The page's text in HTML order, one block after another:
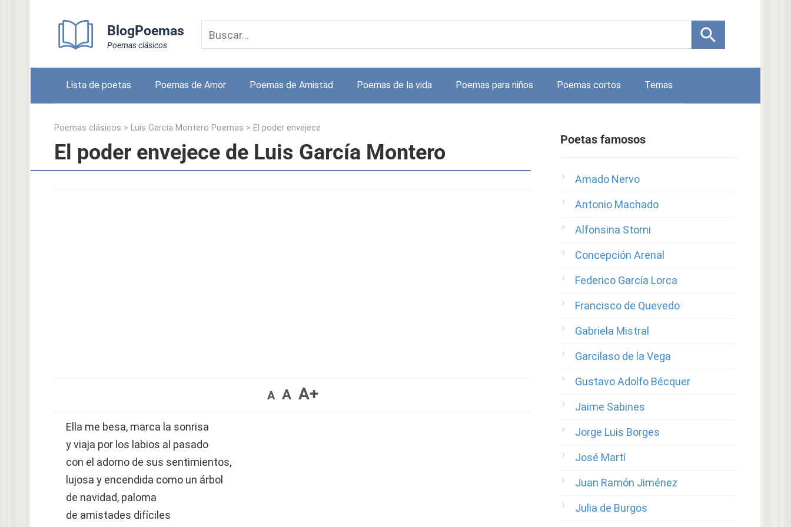
BlogPoemas
Poemas clásicos
Lista de poetas Poemas de Amor Poemas de Amistad Poemas de la vida Poemas para niños Poemas cortos Temas
Poemas clásicos > Luis García Montero Poemas > El poder envejece
El poder envejece de Luis García Montero
A A A+
Ella me besa, marca la sonrisa
y viaja por los labios al pasado
con el adorno de sus sentimientos,
lujosa y encendida como un árbol
de navidad, paloma
de amistades difíciles
Poetas famosos
Amado Nervo
Antonio Machado
Alfonsina Storni
Concepción Arenal
Federico García Lorca
Francisco de Quevedo
Gabriela Mistral
Garcilaso de la Vega
Gustavo Adolfo Bécquer
Jaime Sabines
Jorge Luis Borges
José Martí
Juan Ramón Jiménez
Julia de Burgos